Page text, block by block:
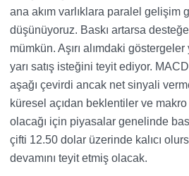
ana akım varlıklara paralel gelişim
düşünüyoruz. Baskı artarsa
mümkün. Aşırı alımdaki
yarı satış isteğini teyit ediyor.
aşağı çevirdi ancak net sinyali
küresel açıdan beklentiler ve
olacağı için piyasalar genelinde
çifti 12.50 dolar üzerinde kalıcı
devamını teyit etmiş olacak.